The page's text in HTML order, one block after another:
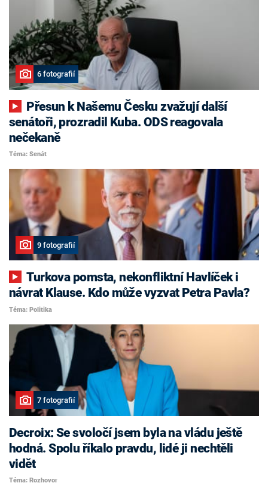
6 fotografií
senátoři, prozradil Kuba. ODS reagovala
nečekaně
Téma: Senát
9 fotografií
Turkova pomsta, nekonfliktní Havlíček i
návrat Klause. Kdo může vyzvat Petra Pavla?
Téma: Politika
7 fotografií
Decroix: Se svoločí jsem byla na vládu ještě
hodná. Spolu říkalo pravdu, lidé ji nechtěli
vidět
Téma: Rozhovor